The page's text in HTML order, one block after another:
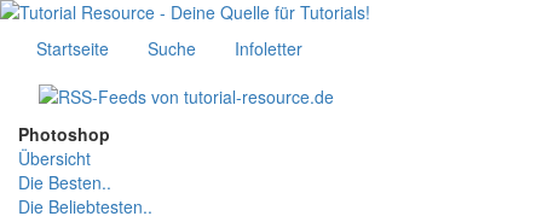
Startseite Suche Infoletter
Photoshop
Übersicht
Die Besten..
Die Beliebtesten..